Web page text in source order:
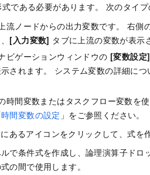
である必要があります。 次のタイプ
流ノードからの出力変数です。 右側
[入力変数] タブに上流の変数が表示
ビゲーションウィンドウの [変数設定]
されます。 システム変数の詳細につ
時間変数またはタスクフロー変数を
時間変数の設定 」をご参照ください。
あるアイコンをクリックして、式を
で条件式を作成し、論理演算子ドロ
の間で使用します。